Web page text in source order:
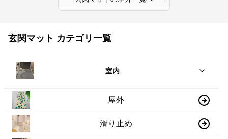
玄関マット カテゴリ一覧
室内
屋外
滑り止め